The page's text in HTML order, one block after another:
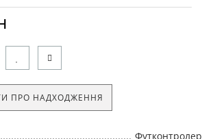
ПРО НАДХОДЖЕННЯ
Футконтролер